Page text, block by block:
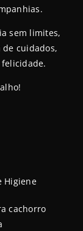
sem limites,
cuidados,
Higiene
cachorro